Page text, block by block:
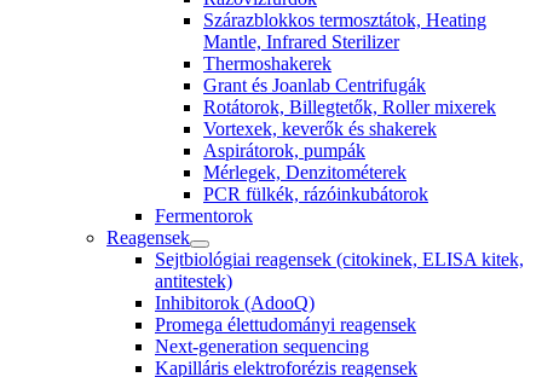
Szárazblokkos termosztátok, Heating
Mantle, Infrared Sterilizer
Thermoshakerek
Grant és Joanlab Centrifugák
Rotátorok, Billegtetők, Roller mixerek
Vortexek, keverők és shakerek
Aspirátorok, pumpák
Mérlegek, Denzitométerek
PCR fülkék, rázóinkubátorok
Fermentorok
Reagensek
Sejtbiológiai reagensek (citokinek, ELISA kitek,
antitestek)
Inhibitorok (AdooQ)
Promega élettudományi reagensek
Next-generation sequencing
Kapilláris elektroforézis reagensek